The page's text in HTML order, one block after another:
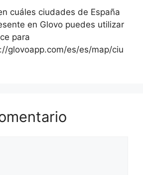
cuáles ciudades de España
en Glovo puedes utilizar
para
glovoapp.com/es/es/map/ciu